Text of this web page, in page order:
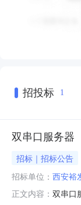
招投标 1
双串口服务器
招标｜招标公告
招标单位： 西安裕
正文内容： 双串口